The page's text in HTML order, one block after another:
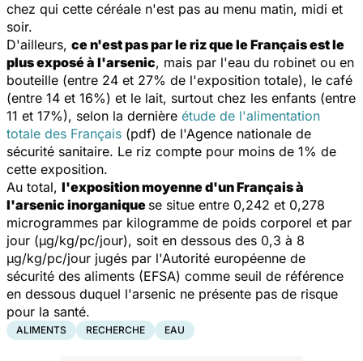
chez qui cette céréale n'est pas au menu matin, midi et
soir.
D'ailleurs, ce n'est pas par le riz que le Français est le
plus exposé à l'arsenic, mais par l'eau du robinet ou en
bouteille (entre 24 et 27% de l'exposition totale), le café
(entre 14 et 16%) et le lait, surtout chez les enfants (entre
11 et 17%), selon la dernière étude de l'alimentation
totale des Français (pdf) de l'Agence nationale de
sécurité sanitaire. Le riz compte pour moins de 1% de
cette exposition.
Au total, l'exposition moyenne d'un Français à
l'arsenic inorganique se situe entre 0,242 et 0,278
microgrammes par kilogramme de poids corporel et par
jour (μg/kg/pc/jour), soit en dessous des 0,3 à 8
μg/kg/pc/jour jugés par l'Autorité européenne de
sécurité des aliments (EFSA) comme seuil de référence
en dessous duquel l'arsenic ne présente pas de risque
pour la santé.
ALIMENTS RECHERCHE EAU